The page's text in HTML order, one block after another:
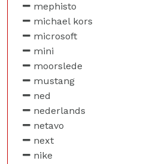
mephisto
michael kors
microsoft
mini
moorslede
mustang
ned
nederlands
netavo
next
nike